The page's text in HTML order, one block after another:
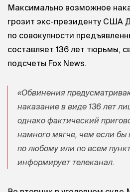
Максимально возможное
грозит экс-президенту США
по совокупности
составляет 136 лет тюрьмы,
подсчеты Fox News.
«Обвинения
наказание в виде 136 лет
однако фактический
намного мягче, чем если
по любому или по всем
информирует телеканал.